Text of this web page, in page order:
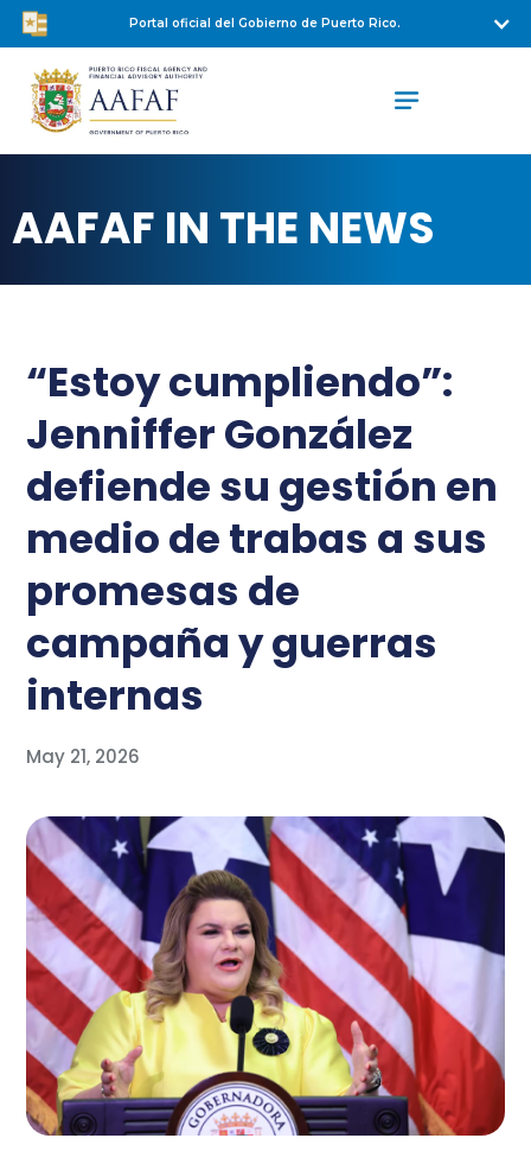
Portal oficial del Gobierno de Puerto Rico.
AAFAF IN THE NEWS
“Estoy cumpliendo”:
Jenniffer González
defiende su gestión en
medio de trabas a sus
promesas de
campaña y guerras
internas
May 21, 2026